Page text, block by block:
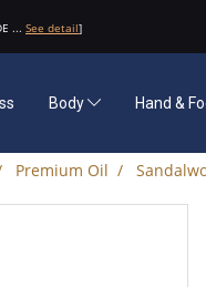
... See detail]
Body Hand &
Premium Oil